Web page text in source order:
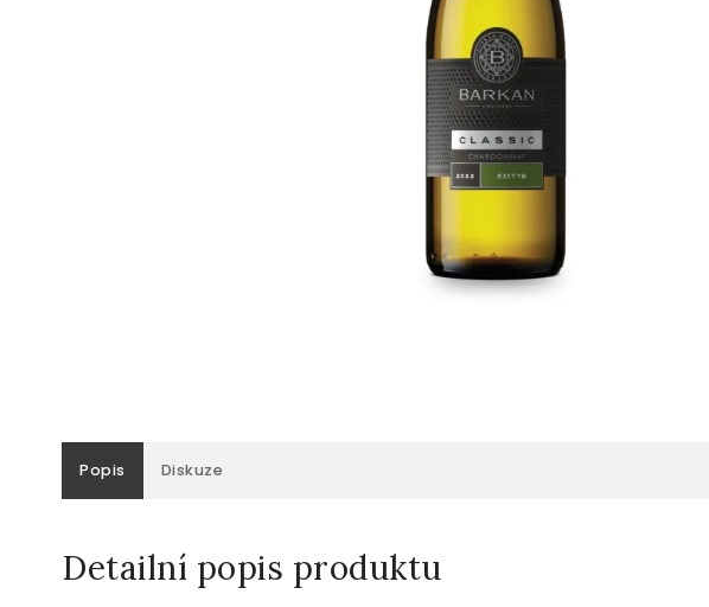
Popis Diskuze
Detailní popis produktu